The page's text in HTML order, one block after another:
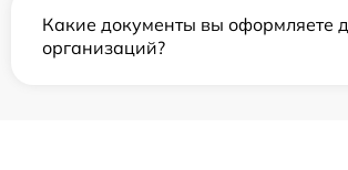
Какие документы вы оформляете
организаций?